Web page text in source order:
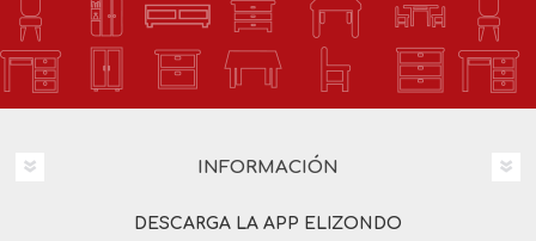
INFORMACIÓN
DESCARGA LA APP ELIZONDO